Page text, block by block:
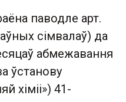
паводле арт.
сімвалаў) да
абмежавання
ўстанову
хіміі») 41-